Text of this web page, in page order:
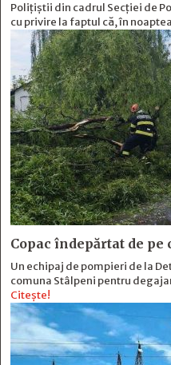
Polițiștii din cadrul Secției de
cu privire la faptul că, în
Copac îndepărtat de
Un echipaj de pompieri de la
comuna Stâlpeni pentru
Citește!